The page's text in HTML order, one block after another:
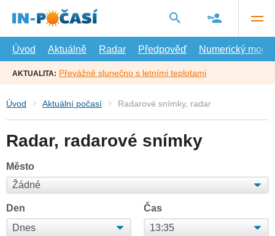
hlavní
Úvod
Aktuálně Radar Předpověď Numerický model
AKTUALITA: Převážně slunečno s letními teplotami
Úvod Aktuální počasí Radarové snímky, radar
Radar, radarové snímky
Město
Den Čas